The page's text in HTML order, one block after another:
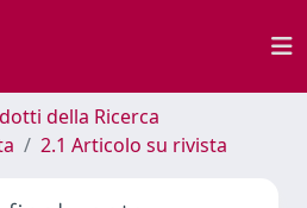
della Ricerca
2.1 Articolo su rivista